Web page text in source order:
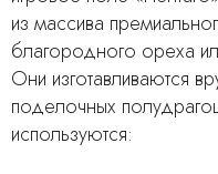
из массива
благородного ореха
Они изготавливаются
поделочных
используются: